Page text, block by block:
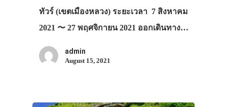
ทัวร์ (เขตเมืองหลวง) ระยะเวลา 7 สิงหาคม
2021 〜 27 พฤศจิกายน 2021 ออกเดินทาง…
admin
August 15, 2021
เที่ยวญี่ปุ่นด้ว